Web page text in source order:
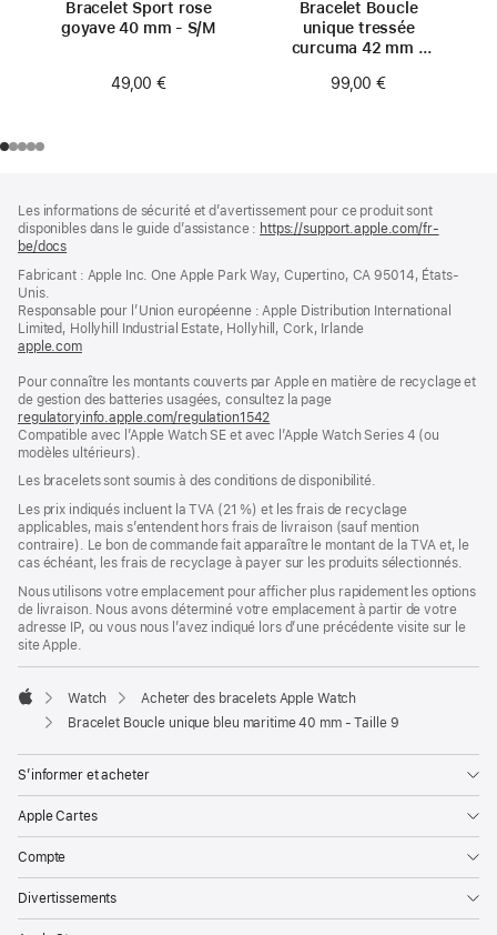
Bracelet Sport rose
goyave 40 mm - S/M
49,00 €
Bracelet Boucle
unique tressée
curcuma 42 mm -
99,00 €
de
page
de
bas
page
Les informations de sécurité et d’avertissement pour ce produit sont
disponibles dans le guide d’assistance : https://support.apple.com/fr-
be/docs
une
fenêtre)
Fabricant : Apple Inc. One Apple Park Way, Cupertino, CA 95014, États-
Unis.
Responsable pour l’Union européenne : Apple Distribution International
Limited, Hollyhill Industrial Estate, Hollyhill, Cork, Irlande
apple.com(s’ouvre
une
nouvelle
fenêtre)
Pour connaître les montants couverts par Apple en matière de recyclage et
de gestion des batteries usagées, consultez la page
regulatoryinfo.apple.com/regulation1542
dans
nouvelle
fenêtre)
Compatible avec l’Apple Watch SE et avec l’Apple Watch Series 4 (ou
modèles ultérieurs).
Les bracelets sont soumis à des conditions de disponibilité.
Les prix indiqués incluent la TVA (21 %) et les frais de recyclage
applicables, mais s’entendent hors frais de livraison (sauf mention
contraire). Le bon de commande fait apparaître le montant de la TVA et, le
cas échéant, les frais de recyclage à payer sur les produits sélectionnés.
Nous utilisons votre emplacement pour afficher plus rapidement les options
de livraison. Nous avons déterminé votre emplacement à partir de votre
adresse IP, ou vous nous l’avez indiqué lors d’une précédente visite sur le
site Apple.
Apple
Watch
Acheter des bracelets Apple Watch
Bracelet Boucle unique bleu maritime 40 mm - Taille 9
S’informer et acheter
Apple Cartes
Compte
Divertissements